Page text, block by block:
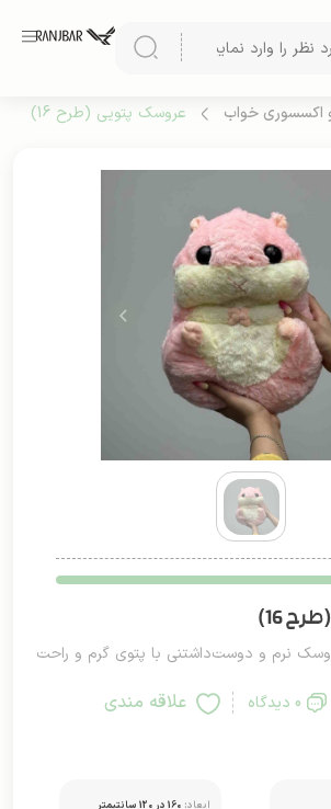
اکسسوری خواب عروسک پتویی (طرح 16)
16)
نرم و دوست‌داشتنی با پتوی گرم و راحت
0 دیدگاه علاقه مندی
ابعاد: 160 در 120 سانتیمتر